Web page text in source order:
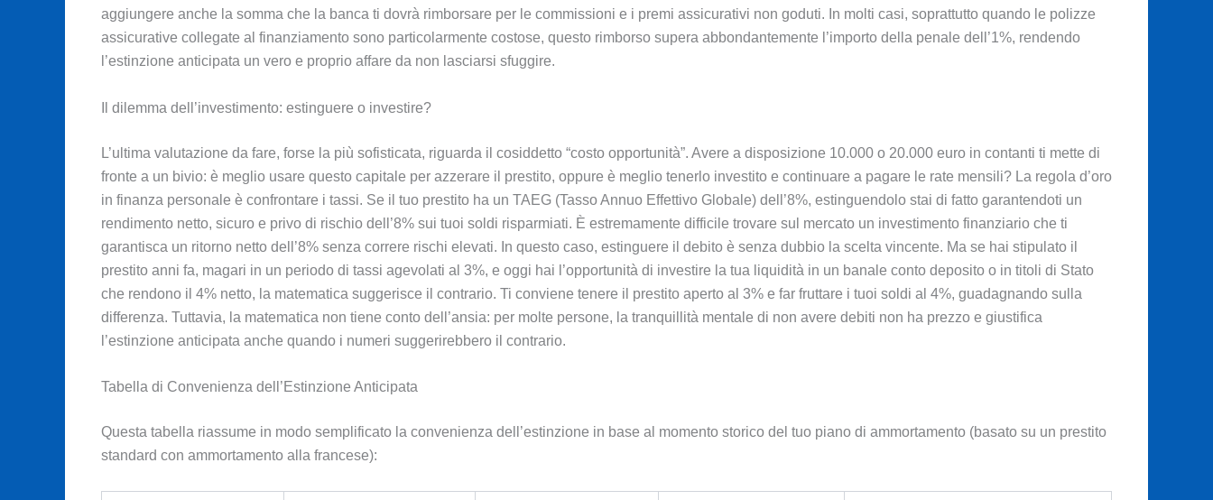
aggiungere anche la somma che la banca ti dovrà rimborsare per le commissioni e i premi assicurativi non goduti. In molti casi, soprattutto quando le polizze
assicurative collegate al finanziamento sono particolarmente costose, questo rimborso supera abbondantemente l’importo della penale dell’1%, rendendo
l’estinzione anticipata un vero e proprio affare da non lasciarsi sfuggire.
Il dilemma dell’investimento: estinguere o investire?
L’ultima valutazione da fare, forse la più sofisticata, riguarda il cosiddetto “costo opportunità”. Avere a disposizione 10.000 o 20.000 euro in contanti ti mette di
fronte a un bivio: è meglio usare questo capitale per azzerare il prestito, oppure è meglio tenerlo investito e continuare a pagare le rate mensili? La regola d’oro
in finanza personale è confrontare i tassi. Se il tuo prestito ha un TAEG (Tasso Annuo Effettivo Globale) dell’8%, estinguendolo stai di fatto garantendoti un
rendimento netto, sicuro e privo di rischio dell’8% sui tuoi soldi risparmiati. È estremamente difficile trovare sul mercato un investimento finanziario che ti
garantisca un ritorno netto dell’8% senza correre rischi elevati. In questo caso, estinguere il debito è senza dubbio la scelta vincente. Ma se hai stipulato il
prestito anni fa, magari in un periodo di tassi agevolati al 3%, e oggi hai l’opportunità di investire la tua liquidità in un banale conto deposito o in titoli di Stato
che rendono il 4% netto, la matematica suggerisce il contrario. Ti conviene tenere il prestito aperto al 3% e far fruttare i tuoi soldi al 4%, guadagnando sulla
differenza. Tuttavia, la matematica non tiene conto dell’ansia: per molte persone, la tranquillità mentale di non avere debiti non ha prezzo e giustifica
l’estinzione anticipata anche quando i numeri suggerirebbero il contrario.
Tabella di Convenienza dell’Estinzione Anticipata
Questa tabella riassume in modo semplificato la convenienza dell’estinzione in base al momento storico del tuo piano di ammortamento (basato su un prestito
standard con ammortamento alla francese):